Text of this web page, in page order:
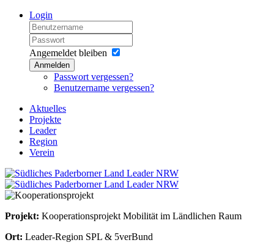
Login
Angemeldet bleiben
Anmelden
Passwort vergessen?
Benutzername vergessen?
Aktuelles
Projekte
Leader
Region
Verein
Projekt: Kooperationsprojekt Mobilität im Ländlichen Raum
Ort: Leader-Region SPL & 5verBund